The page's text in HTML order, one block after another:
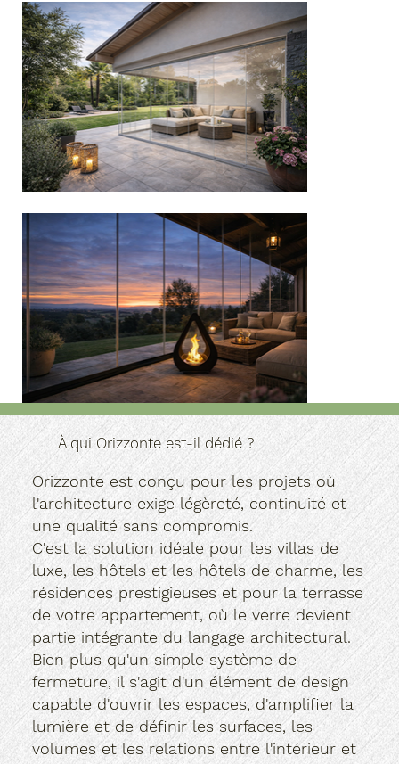
À qui Orizzonte est-il dédié ?
Orizzonte est conçu pour les projets où
l'architecture exige légèreté, continuité et
une qualité sans compromis.
C'est la solution idéale pour les villas de
luxe, les hôtels et les hôtels de charme, les
résidences prestigieuses et pour la terrasse
de votre appartement, où le verre devient
partie intégrante du langage architectural.
Bien plus qu'un simple système de
fermeture, il s'agit d'un élément de design
capable d'ouvrir les espaces, d'amplifier la
lumière et de définir les surfaces, les
volumes et les relations entre l'intérieur et